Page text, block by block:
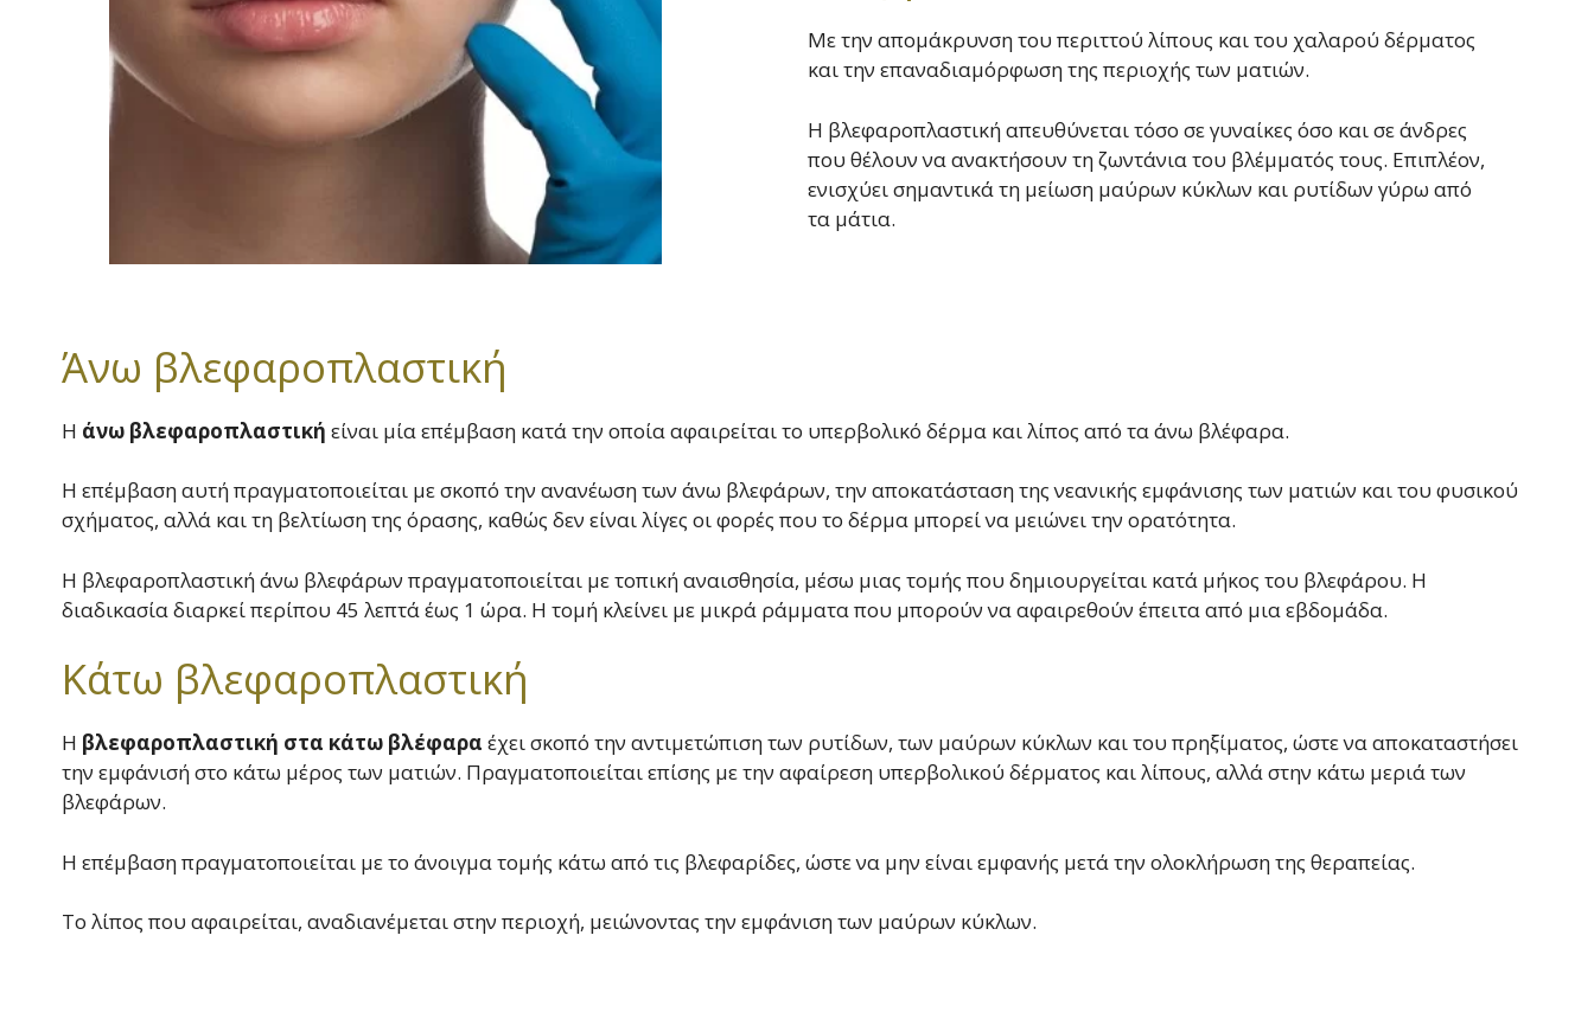
Με την απομάκρυνση του περιττού λίπους και του χαλαρού δέρματος
και την επαναδιαμόρφωση της περιοχής των ματιών.
Η βλεφαροπλαστική απευθύνεται τόσο σε γυναίκες όσο και σε άνδρες
που θέλουν να ανακτήσουν τη ζωντάνια του βλέμματός τους. Επιπλέον,
ενισχύει σημαντικά τη μείωση μαύρων κύκλων και ρυτίδων γύρω από
τα μάτια.
Άνω βλεφαροπλαστική
Η άνω βλεφαροπλαστική είναι μία επέμβαση κατά την οποία αφαιρείται το υπερβολικό δέρμα και λίπος από τα άνω βλέφαρα.
Η επέμβαση αυτή πραγματοποιείται με σκοπό την ανανέωση των άνω βλεφάρων, την αποκατάσταση της νεανικής εμφάνισης των ματιών και του φυσικού
σχήματος, αλλά και τη βελτίωση της όρασης, καθώς δεν είναι λίγες οι φορές που το δέρμα μπορεί να μειώνει την ορατότητα.
Η βλεφαροπλαστική άνω βλεφάρων πραγματοποιείται με τοπική αναισθησία, μέσω μιας τομής που δημιουργείται κατά μήκος του βλεφάρου. Η
διαδικασία διαρκεί περίπου 45 λεπτά έως 1 ώρα. Η τομή κλείνει με μικρά ράμματα που μπορούν να αφαιρεθούν έπειτα από μια εβδομάδα.
Κάτω βλεφαροπλαστική
Η βλεφαροπλαστική στα κάτω βλέφαρα έχει σκοπό την αντιμετώπιση των ρυτίδων, των μαύρων κύκλων και του πρηξίματος, ώστε να αποκαταστήσει
την εμφάνισή στο κάτω μέρος των ματιών. Πραγματοποιείται επίσης με την αφαίρεση υπερβολικού δέρματος και λίπους, αλλά στην κάτω μεριά των
βλεφάρων.
Η επέμβαση πραγματοποιείται με το άνοιγμα τομής κάτω από τις βλεφαρίδες, ώστε να μην είναι εμφανής μετά την ολοκλήρωση της θεραπείας.
Το λίπος που αφαιρείται, αναδιανέμεται στην περιοχή, μειώνοντας την εμφάνιση των μαύρων κύκλων.